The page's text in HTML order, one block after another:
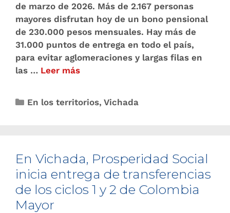
de marzo de 2026. Más de 2.167 personas
mayores disfrutan hoy de un bono pensional
de 230.000 pesos mensuales. Hay más de
31.000 puntos de entrega en todo el país,
para evitar aglomeraciones y largas filas en
las … Leer más
En los territorios,Vichada
En Vichada, Prosperidad Social
inicia entrega de transferencias
de los ciclos 1 y 2 de Colombia
Mayor